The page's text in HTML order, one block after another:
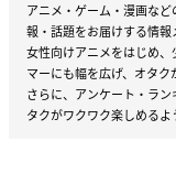
アニメ・ゲーム・漫画な
報・話題をお届けする情報
女性向けアニメをはじめ
マーにも幅を広げ、オタク
さらに、アンケート・ラ
タクがワクワク楽しめるよ